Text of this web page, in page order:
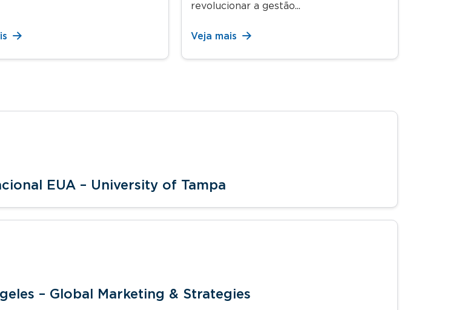
revolucionar a gestão...
Veja mais
EUA – University of Tampa
– Global Marketing & Strategies